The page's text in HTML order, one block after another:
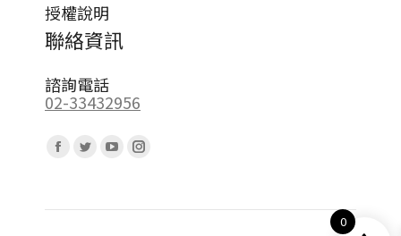
授權說明
聯絡資訊
諮詢電話
02-33432956
Facebook
opens
Twitter
opens
YouTube
opens
Instagram
opens
0